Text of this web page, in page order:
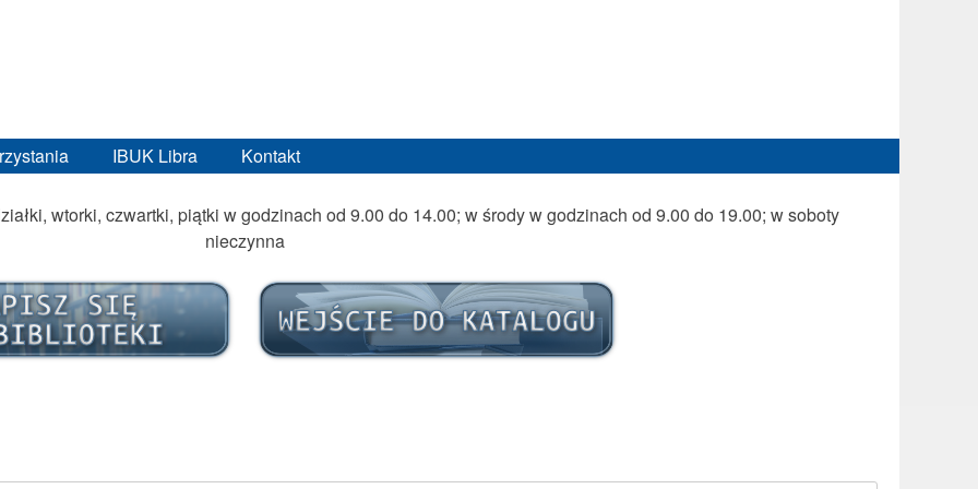
IBUK Libra Kontakt
wtorki, czwartki, piątki w godzinach od 9.00 do 14.00; w środy w godzinach od 9.00 do 19.00; w soboty
nieczynna